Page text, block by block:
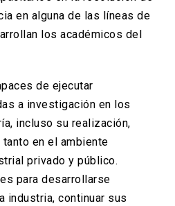
en alguna de las líneas de
los académicos del
de ejecutar
a investigación en los
incluso su realización,
en el ambiente
privado y público.
para desarrollarse
industria, continuar sus